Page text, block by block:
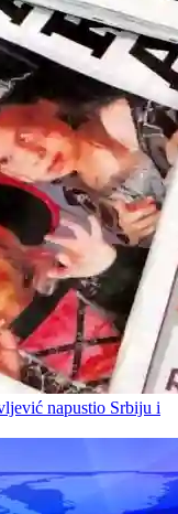
napustio Srbiju i